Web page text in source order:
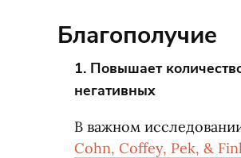
Благополучие
1. Повышает
негативных
В важном
Cohn, Coffey, Pek, &